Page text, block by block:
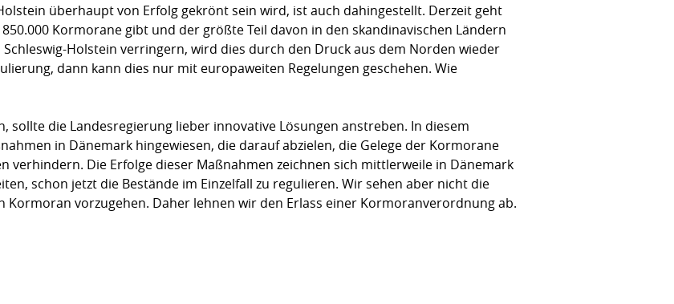
überhaupt von Erfolg gekrönt sein wird, ist auch dahingestellt. Derzeit geht
Kormorane gibt und der größte Teil davon in den skandinavischen Ländern
Holstein verringern, wird dies durch den Druck aus dem Norden wieder
dann kann dies nur mit europaweiten Regelungen geschehen. Wie
sollte die Landesregierung lieber innovative Lösungen anstreben. In diesem
in Dänemark hingewiesen, die darauf abzielen, die Gelege der Kormorane
verhindern. Die Erfolge dieser Maßnahmen zeichnen sich mittlerweile in Dänemark
schon jetzt die Bestände im Einzelfall zu regulieren. Wir sehen aber nicht die
Kormoran vorzugehen. Daher lehnen wir den Erlass einer Kormoranverordnung ab.